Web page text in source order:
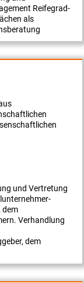
Reifegrad-
als
und Vertretung
dem
Verhandlung
dem